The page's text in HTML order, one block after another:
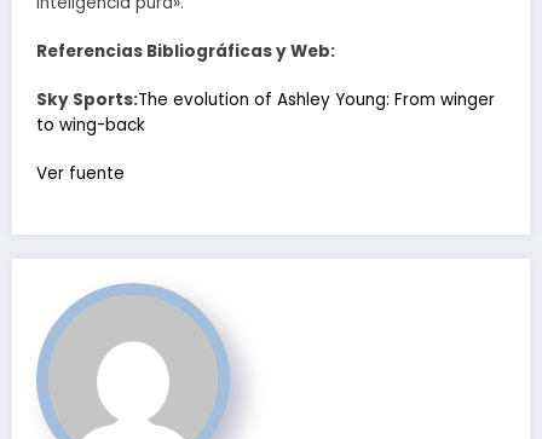
Referencias Bibliográficas y Web:
Sky Sports:The evolution of Ashley Young: From winger
to wing-back
Navegación
entradas
Ver fuente